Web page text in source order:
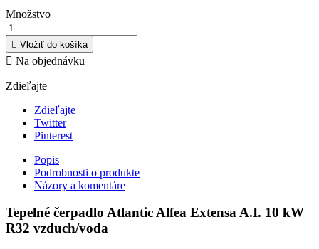
Množstvo
 Vložiť do košíka
 Na objednávku
Zdieľajte
Zdieľajte
Twitter
Pinterest
Popis
Podrobnosti o produkte
Názory a komentáre
Tepelné čerpadlo Atlantic Alfea Extensa A.I. 10 kW
R32 vzduch/voda